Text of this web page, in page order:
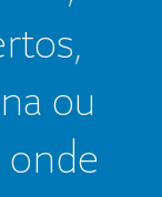
ou